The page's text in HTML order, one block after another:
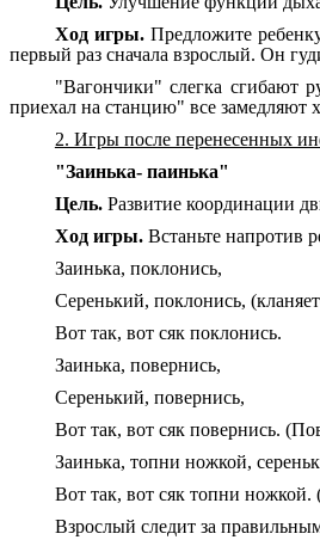
Ход игры.Предложите
первый раз сначала взрослый. Он
"Вагончики" слегка сгибают
приехал на станцию" все замедляют
2. Игры после перенесенных
"Заинька- паинька"
Цель.Развитие координации
Ход игры.Встаньте напротив
Заинька, поклонись,
Серенький, поклонись,
Вот так, вот сяк поклонись.
Заинька, повернись,
Серенький, повернись,
Вот так, вот сяк повернись.
Заинька, топни ножкой,
Вот так, вот сяк топни
Взрослый следит за